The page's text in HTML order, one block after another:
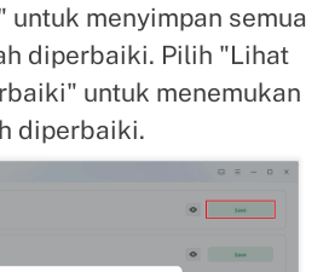
untuk menyimpan semua
diperbaiki. Pilih "Lihat
untuk menemukan
diperbaiki.